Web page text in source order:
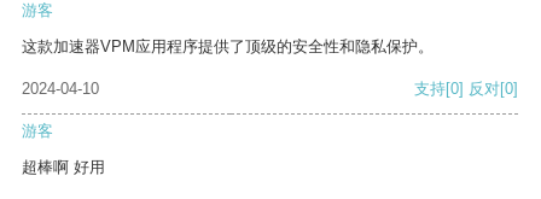
游客
这款加速器VPM应用程序提供了顶级的安全性和隐私保护。
2024-04-10 支持[0] 反对[0]
游客
超棒啊 好用